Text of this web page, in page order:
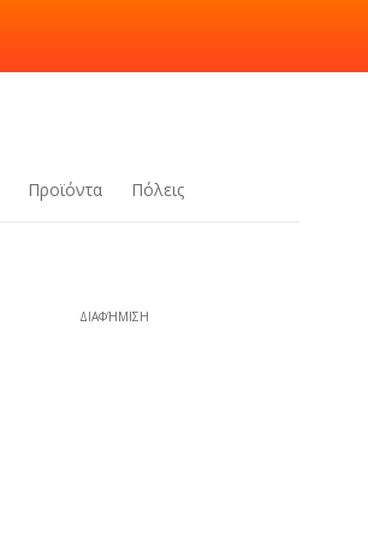
Προϊόντα Πόλεις
ΔΙΑΦΉΜΙΣΗ